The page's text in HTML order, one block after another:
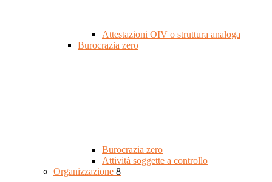
Attestazioni OIV o struttura analoga
Burocrazia zero
Burocrazia zero
Attività soggette a controllo
Organizzazione 8